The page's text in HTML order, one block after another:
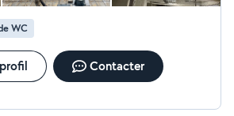
WC
Contacter